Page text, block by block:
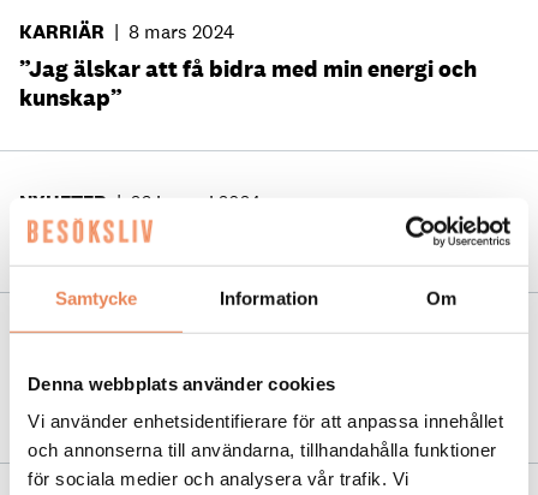
Samtycke Information Om
Denna webbplats använder cookies
Vi använder enhetsidentifierare för att anpassa innehållet
och annonserna till användarna, tillhandahålla funktioner
för sociala medier och analysera vår trafik. Vi
KARRIÄR | 8 mars 2024
”Jag älskar att få bidra med min energi och
kunskap”
NYHETER | 26 januari 2024
Pontus Frithiof om nyckeln till framgång
Stjärnkocken Pontus Frithiof öppnar nytt i
Uppsala